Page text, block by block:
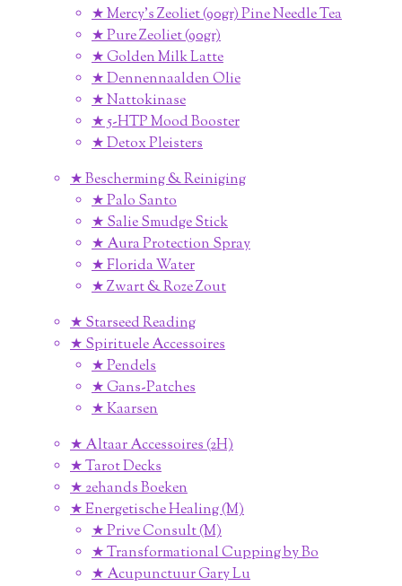
★ Mercy's Zeoliet (90gr) Pine Needle Tea
★ Pure Zeoliet (90gr)
★ Golden Milk Latte
★ Dennennaalden Olie
★ Nattokinase
★ 5-HTP Mood Booster
★ Detox Pleisters
★ Bescherming & Reiniging
★ Palo Santo
★ Salie Smudge Stick
★ Aura Protection Spray
★ Florida Water
★ Zwart & Roze Zout
★ Starseed Reading
★ Spirituele Accessoires
★ Pendels
★ Gans-Patches
★ Kaarsen
★ Altaar Accessoires (2H)
★ Tarot Decks
★ 2ehands Boeken
★ Energetische Healing (M)
★ Prive Consult (M)
★ Transformational Cupping by Bo
★ Acupunctuur Gary Lu